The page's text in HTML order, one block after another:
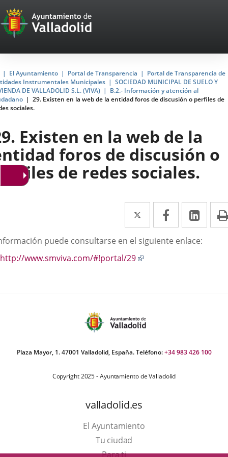
Portal
Web
del
Ayuntamiento
de
Valladolid
El Ayuntamiento Portal de Transparencia
Portal de Transparencia de
Instrumentales Municipales
SOCIEDAD MUNICIPAL DE SUELO Y
DE VALLADOLID S.L. (VIVA)
B.2.- Información y atención al
29. Existen en la web de la entidad foros de discusión o perfiles de
sociales.
Existen en la web de la
foros de discusión o
de redes sociales.
Twitter
Enlace
a
una
aplicación
Facebook
Enlace
a
una
a
una
puede consultarse en el siguiente enlace:
http://www.smviva.com/#!portal/29
aplicación
Plaza Mayor, 1. 47001 Valladolid, España. Teléfono:+34 983 426 100
Copyright 2025 - Ayuntamiento de Valladolid
valladolid.es
El Ayuntamiento
Tu ciudad
Para ti